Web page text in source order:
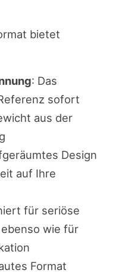
bietet
: Das
sofort
aus der
Design
auf Ihre
für seriöse
wie für
Format